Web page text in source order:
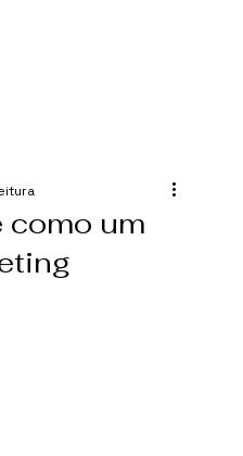
como um